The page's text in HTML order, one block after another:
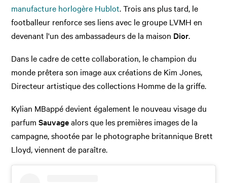
manufacture horlogère Hublot. Trois ans plus tard, le
footballeur renforce ses liens avec le groupe LVMH en
devenant l'un des ambassadeurs de la maison Dior.
Dans le cadre de cette collaboration, le champion du
monde prêtera son image aux créations de Kim Jones,
Directeur artistique des collections Homme de la griffe.
Kylian MBappé devient également le nouveau visage du
parfumSauvagealors que les premières images de la
campagne, shootée par le photographe britannique Brett
Lloyd, viennent de paraître.